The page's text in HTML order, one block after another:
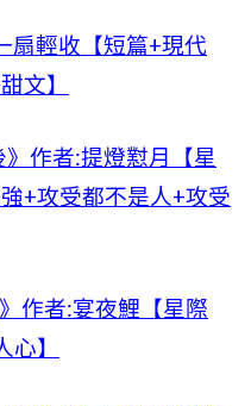
扇輕收【短篇+現代
文】
》作者:提燈懟月【星
+攻受都不是人+攻受
作者:宴夜鯉【星際
】